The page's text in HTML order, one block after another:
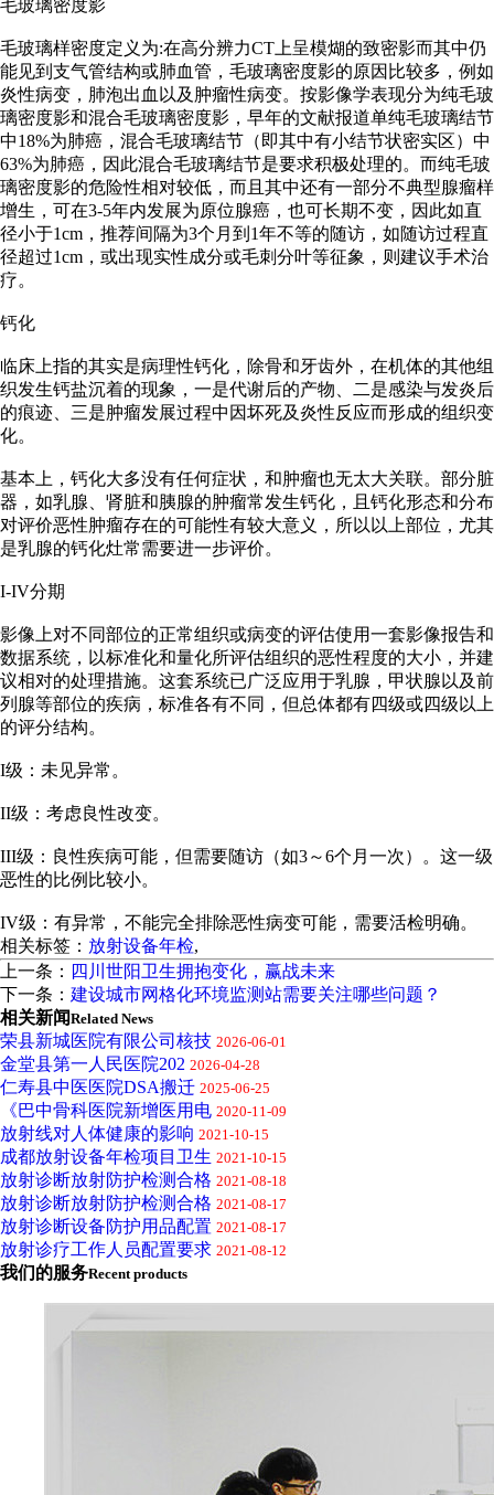
毛玻璃密度影
毛玻璃样密度定义为:在高分辨力CT上呈模煳的致密影而其中仍
能见到支气管结构或肺血管，毛玻璃密度影的原因比较多，例如
炎性病变，肺泡出血以及肿瘤性病变。按影像学表现分为纯毛玻
璃密度影和混合毛玻璃密度影，早年的文献报道单纯毛玻璃结节
中18%为肺癌，混合毛玻璃结节（即其中有小结节状密实区）中
63%为肺癌，因此混合毛玻璃结节是要求积极处理的。而纯毛玻
璃密度影的危险性相对较低，而且其中还有一部分不典型腺瘤样
增生，可在3-5年内发展为原位腺癌，也可长期不变，因此如直
径小于1cm，推荐间隔为3个月到1年不等的随访，如随访过程直
径超过1cm，或出现实性成分或毛刺分叶等征象，则建议手术治
疗。
钙化
临床上指的其实是病理性钙化，除骨和牙齿外，在机体的其他组
织发生钙盐沉着的现象，一是代谢后的产物、二是感染与发炎后
的痕迹、三是肿瘤发展过程中因坏死及炎性反应而形成的组织变
化。
基本上，钙化大多没有任何症状，和肿瘤也无太大关联。部分脏
器，如乳腺、肾脏和胰腺的肿瘤常发生钙化，且钙化形态和分布
对评价恶性肿瘤存在的可能性有较大意义，所以以上部位，尤其
是乳腺的钙化灶常需要进一步评价。
I-IV分期
影像上对不同部位的正常组织或病变的评估使用一套影像报告和
数据系统，以标准化和量化所评估组织的恶性程度的大小，并建
议相对的处理措施。这套系统已广泛应用于乳腺，甲状腺以及前
列腺等部位的疾病，标准各有不同，但总体都有四级或四级以上
的评分结构。
I级：未见异常。
II级：考虑良性改变。
III级：良性疾病可能，但需要随访（如3～6个月一次）。这一级
恶性的比例比较小。
IV级：有异常，不能完全排除恶性病变可能，需要活检明确。
相关标签： 放射设备年检,
上一条： 四川世阳卫生拥抱变化，赢战未来
下一条： 建设城市网格化环境监测站需要关注哪些问题？
相关新闻Related News
荣县新城医院有限公司核技 2026-06-01
金堂县第一人民医院202 2026-04-28
仁寿县中医医院DSA搬迁 2025-06-25
《巴中骨科医院新增医用电 2020-11-09
放射线对人体健康的影响 2021-10-15
成都放射设备年检项目卫生 2021-10-15
放射诊断放射防护检测合格 2021-08-18
放射诊断放射防护检测合格 2021-08-17
放射诊断设备防护用品配置 2021-08-17
放射诊疗工作人员配置要求 2021-08-12
我们的服务Recent products